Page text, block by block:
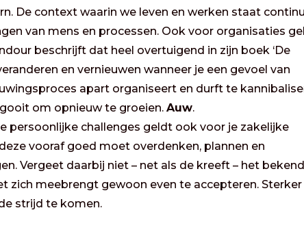
De context waarin we leven en werken staat continu
van mens en processen. Ook voor organisaties
beschrijft dat heel overtuigend in zijn boek ‘De
en vernieuwen wanneer je een gevoel van
apart organiseert en durft te
om opnieuw te groeien.Auw.
persoonlijke challenges geldt ook voor je zakelijke
vooraf goed moet overdenken, plannen en
Vergeet daarbij niet – net als de kreeft – het
zich meebrengt gewoon even te accepteren. Sterker
strijd te komen.